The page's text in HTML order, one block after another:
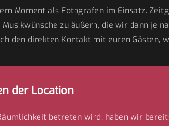
Moment als Fotografen im Einsatz.
Musikwünsche zu äußern, die wir dann je
den direkten Kontakt mit euren Gästen,
der Location
betreten wird, haben wir